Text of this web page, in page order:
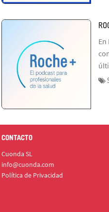
CONTACTO
Cuonda SL
info@cuonda.com
Política de Privacidad